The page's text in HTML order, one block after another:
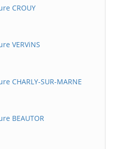
CROUY
VERViNS
CHARLY-SUR-MARNE
BEAUTOR